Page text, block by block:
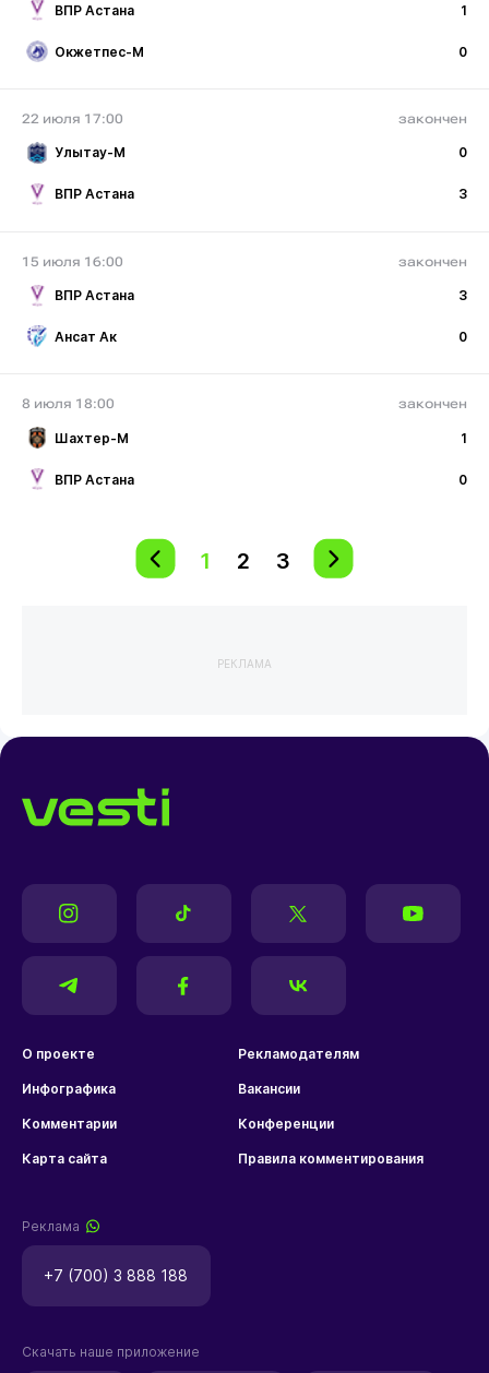
ВПР Астана 1
Окжетпес-М 0
22 июля 17:00 закончен
Улытау-М 0
ВПР Астана 3
15 июля 16:00 закончен
ВПР Астана 3
Ансат Ак 0
8 июля 18:00 закончен
Шахтер-М 1
ВПР Астана 0
1 2 3
РЕКЛАМА
О проекте Рекламодателям
Инфографика Вакансии
Комментарии Конференции
Карта сайта Правила комментирования
Реклама
+7 (700) 3 888 188
Скачать наше приложение